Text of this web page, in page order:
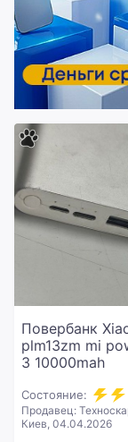
Повербанк
plm13zm mi
3 10000mah
Состояние:
Продавец:
Киев, 04.04.2026